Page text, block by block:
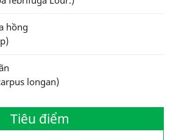
hồng
longan)
Tiêu điểm